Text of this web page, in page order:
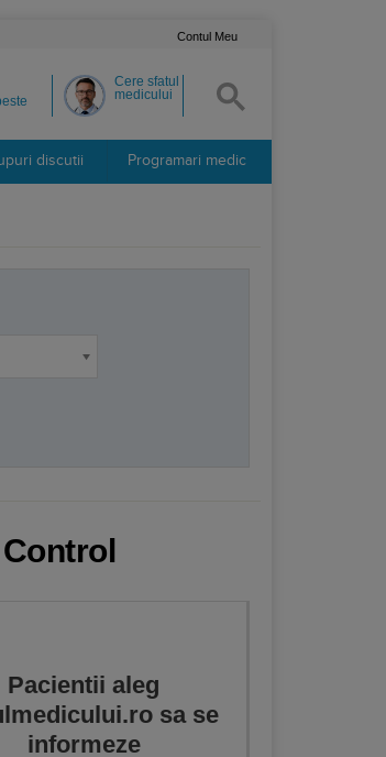
Contul Meu
Cere sfatul
medicului
discutii Programari medic
Pacientii aleg
sa se
informeze